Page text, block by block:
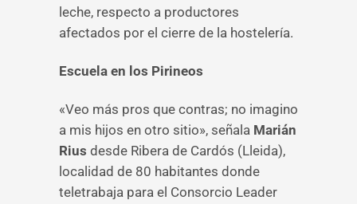
leche, respecto a productores
afectados por el cierre de la hostelería.
Escuela en los Pirineos
«Veo más pros que contras; no imagino
a mis hijos en otro sitio», señala Marián
Rius desde Ribera de Cardós (Lleida),
localidad de 80 habitantes donde
teletrabaja para el Consorcio Leader